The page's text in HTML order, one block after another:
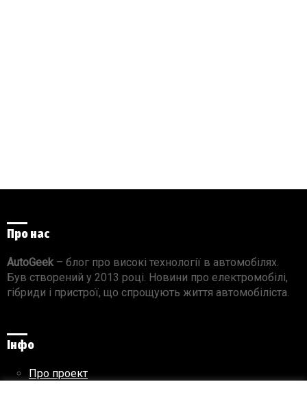
Про нас
AutoGeek– блог про високі технології в автомобілях.
Був створений у 2013 році. Новини про електромобілі,
гібриди і пристрої, що спрощують життя автомобіліста.
Інфо
Про проект